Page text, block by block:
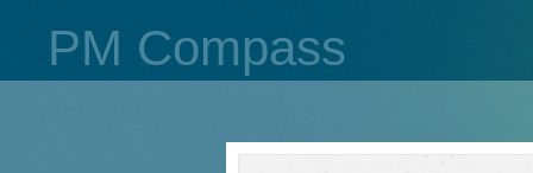
PM Compass